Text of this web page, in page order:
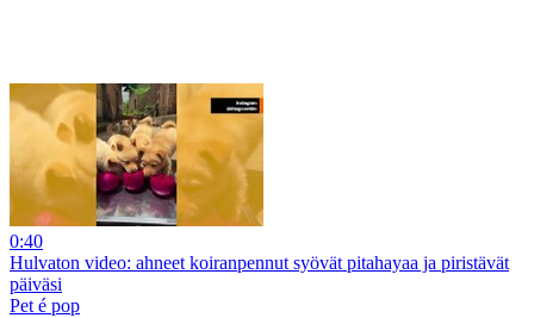
0:40
Hulvaton video: ahneet koiranpennut syövät pitahayaa ja piristävät
päiväsi
Pet é pop